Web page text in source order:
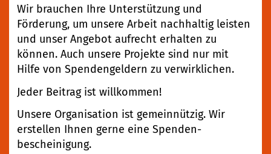
Wir brauchen Ihre Unterstützung und
Förderung, um unsere Arbeit nachhaltig leisten
und unser Angebot aufrecht erhalten zu
können. Auch unsere Projekte sind nur mit
Hilfe von Spendengeldern zu verwirklichen.
Jeder Beitrag ist willkommen!
Unsere Organisation ist gemeinnützig. Wir
erstellen Ihnen gerne eine Spenden­
bescheinigung.